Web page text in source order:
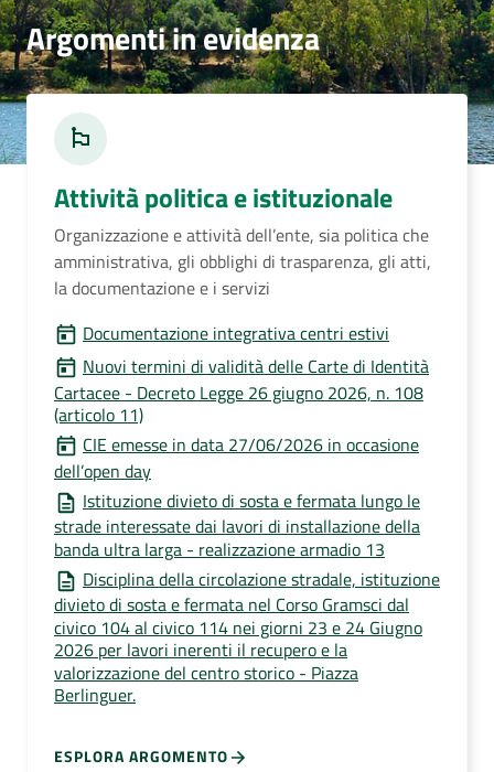
Argomenti in evidenza
Attività politica e istituzionale
Organizzazione e attività dell’ente, sia politica che
amministrativa, gli obblighi di trasparenza, gli atti,
la documentazione e i servizi
Documentazione integrativa centri estivi
Nuovi termini di validità delle Carte di Identità
Cartacee - Decreto Legge 26 giugno 2026, n. 108
(articolo 11)
CIE emesse in data 27/06/2026 in occasione
dell’open day
Istituzione divieto di sosta e fermata lungo le
strade interessate dai lavori di installazione della
banda ultra larga - realizzazione armadio 13
Disciplina della circolazione stradale, istituzione
divieto di sosta e fermata nel Corso Gramsci dal
civico 104 al civico 114 nei giorni 23 e 24 Giugno
2026 per lavori inerenti il recupero e la
valorizzazione del centro storico - Piazza
Berlinguer.
ESPLORA ARGOMENTO